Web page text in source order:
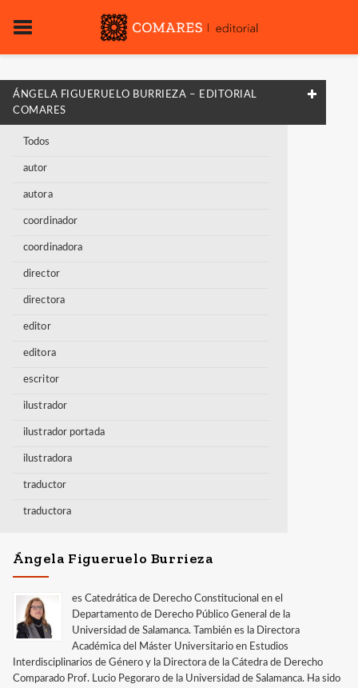
ÁNGELA FIGUERUELO BURRIEZA – EDITORIAL
COMARES
Todos
autor
autora
coordinador
coordinadora
director
directora
editor
editora
escritor
ilustrador
ilustrador portada
ilustradora
traductor
traductora
Ángela Figueruelo Burrieza
es Catedrática de Derecho Constitucional en el
Departamento de Derecho Público General de la
Universidad de Salamanca. También es la Directora
Académica del Máster Universitario en Estudios
Interdisciplinarios de Género y la Directora de la Cátedra de Derecho
Comparado Prof. Lucio Pegoraro de la Universidad de Salamanca. Ha sido